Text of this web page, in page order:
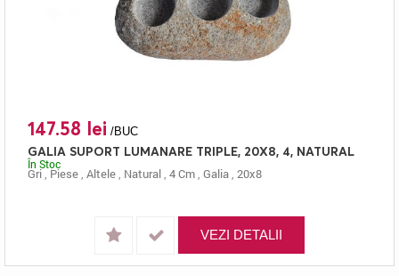
147.58 lei /BUC
GALIA SUPORT LUMANARE TRIPLE, 20X8, 4, NATURAL
Gri,Piese Altele Natural 4 Cm Galia 20x8
În Stoc
VEZI DETALII